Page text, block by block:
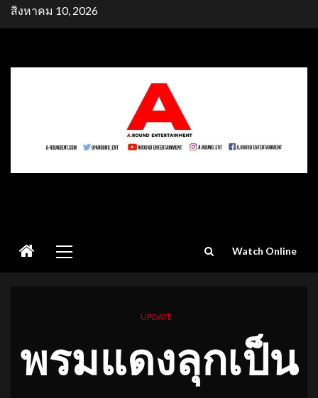
Skipสิงหาคม 10, 2026
Menu
Watch Online
UPDATE
พรมแดงลุกเป็น